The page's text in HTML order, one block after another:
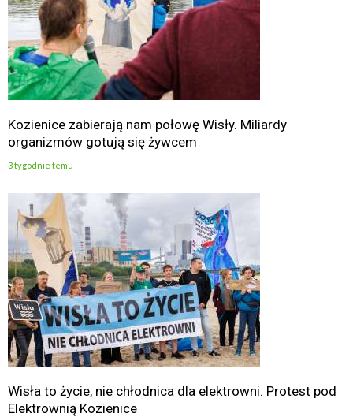
Kozienice zabierają nam połowę Wisły. Miliardy
organizmów gotują się żywcem
3 tygodnie temu
Wisła to życie, nie chłodnica dla elektrowni. Protest pod
Elektrownią Kozienice